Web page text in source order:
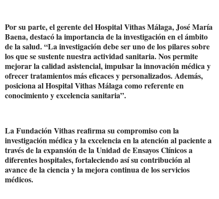
Por su parte, el gerente del Hospital Vithas Málaga, José María
Baena, destacó la importancia de la investigación en el ámbito
de la salud. “La investigación debe ser uno de los pilares sobre
los que se sustente nuestra actividad sanitaria. Nos permite
mejorar la calidad asistencial, impulsar la innovación médica y
ofrecer tratamientos más eficaces y personalizados. Además,
posiciona al Hospital Vithas Málaga como referente en
conocimiento y excelencia sanitaria”.
La Fundación Vithas reafirma su compromiso con la
investigación médica y la excelencia en la atención al paciente a
través de la expansión de la Unidad de Ensayos Clínicos a
diferentes hospitales, fortaleciendo así su contribución al
avance de la ciencia y la mejora continua de los servicios
médicos.